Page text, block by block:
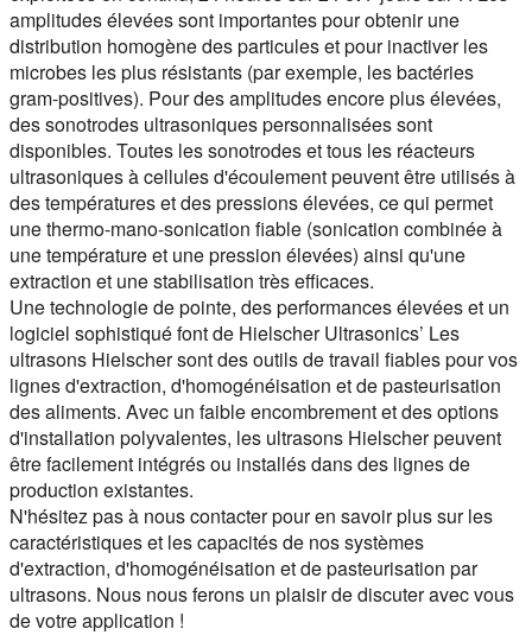
amplitudes élevées sont importantes pour obtenir une
distribution homogène des particules et pour inactiver les
microbes les plus résistants (par exemple, les bactéries
gram-positives). Pour des amplitudes encore plus élevées,
des sonotrodes ultrasoniques personnalisées sont
disponibles. Toutes les sonotrodes et tous les réacteurs
ultrasoniques à cellules d'écoulement peuvent être utilisés à
des températures et des pressions élevées, ce qui permet
une thermo-mano-sonication fiable (sonication combinée à
une température et une pression élevées) ainsi qu'une
extraction et une stabilisation très efficaces.
Une technologie de pointe, des performances élevées et un
logiciel sophistiqué font de Hielscher Ultrasonics’ Les
ultrasons Hielscher sont des outils de travail fiables pour vos
lignes d'extraction, d'homogénéisation et de pasteurisation
des aliments. Avec un faible encombrement et des options
d'installation polyvalentes, les ultrasons Hielscher peuvent
être facilement intégrés ou installés dans des lignes de
production existantes.
N'hésitez pas à nous contacter pour en savoir plus sur les
caractéristiques et les capacités de nos systèmes
d'extraction, d'homogénéisation et de pasteurisation par
ultrasons. Nous nous ferons un plaisir de discuter avec vous
de votre application !